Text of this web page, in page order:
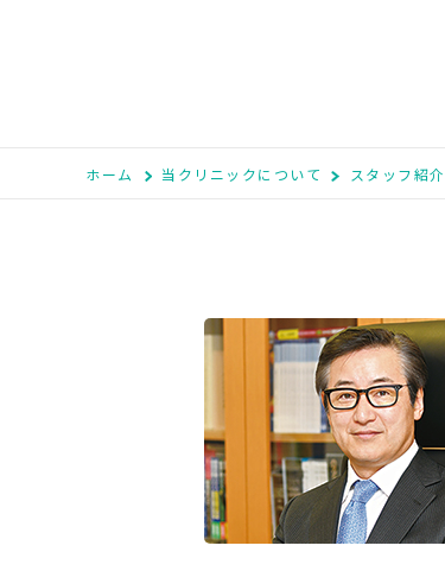
ホーム 当クリニックについて スタッフ紹介